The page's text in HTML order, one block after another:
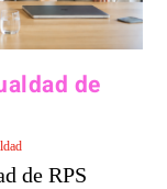
de
de RPS